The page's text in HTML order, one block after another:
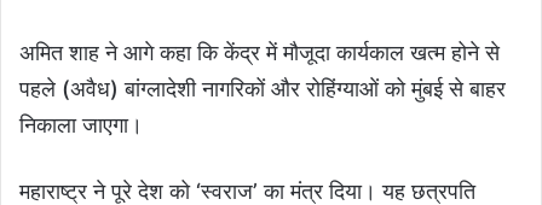
अमित शाह ने आगे कहा कि केंद्र में मौजूदा कार्यकाल खत्म होने से
पहले (अवैध) बांग्लादेशी नागरिकों और रोहिंग्याओं को मुंबई से बाहर
निकाला जाएगा।
महाराष्ट्र ने पूरे देश को ‘स्वराज’ का मंत्र दिया। यह छत्रपति